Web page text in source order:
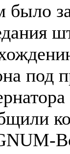
было
под